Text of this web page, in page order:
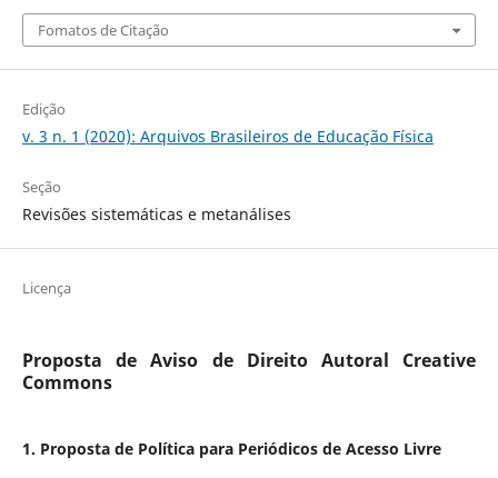
Fomatos de Citação
Edição
v. 3 n. 1 (2020): Arquivos Brasileiros de Educação Física
Seção
Revisões sistemáticas e metanálises
Licença
Proposta de Aviso de Direito Autoral Creative
Commons
1. Proposta de Política para Periódicos de Acesso Livre